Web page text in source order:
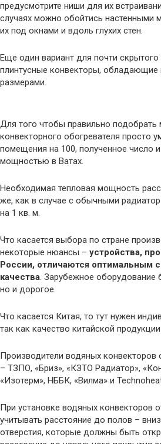
предусмотрите ниши для их
случаях можно обойтись настенными
их под окнами и вдоль глухих стен.
Еще один вариант для почти скрытого
плинтусные конвекторы,
размерами.
Для того чтобы правильно
конвекторного обогревателя просто
помещения на 100, полученное число
мощностью в Ватах.
Необходимая тепловая мощность
же, как в случае с обычными
на 1 кв. м.
Что касается выбора по стране
некоторые нюансы – устройства,
России, отличаются оптимальным
качества. Зарубежное оборудование
но и дорогое.
Что касается Китая, то тут нужен
так как качество китайской
Производители водяных конвекторов
– ТЗПО, «Бриз», «КЗТО Радиатор»,
«Изотерм», НББК, «Вилма» и
При установке водяных конвекторов
учитывать расстояние до полов –
отверстия, которые должны быть